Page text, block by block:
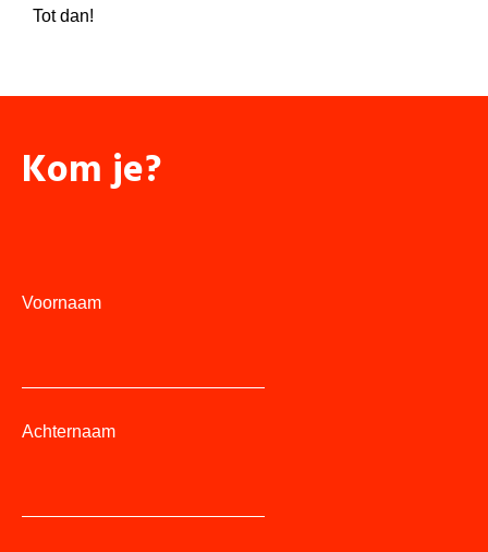
Tot dan!
Kom je?
Voornaam
Achternaam